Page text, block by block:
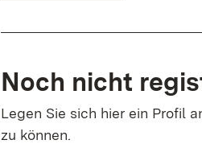
Noch nicht
Legen Sie sich hier ein Profil
zu können.